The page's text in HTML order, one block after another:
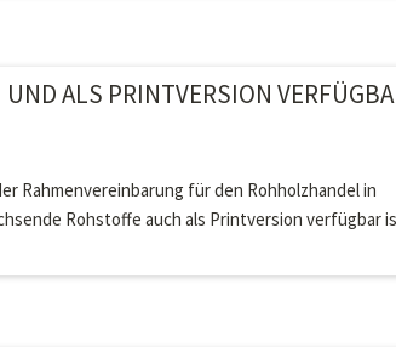
ALS PRINTVERSION
Rahmenvereinbarung für den Rohholzhandel in
Rohstoffe auch als Printversion verfügbar